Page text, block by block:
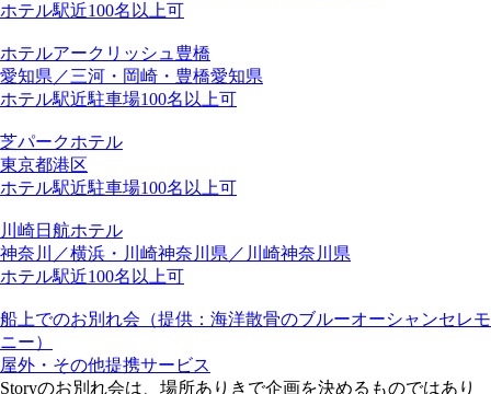
ホテル駅近100名以上可
ホテルアークリッシュ豊橋
愛知県／三河・岡崎・豊橋愛知県
ホテル駅近駐車場100名以上可
芝パークホテル
東京都港区
ホテル駅近駐車場100名以上可
川崎日航ホテル
神奈川／横浜・川崎神奈川県／川崎神奈川県
ホテル駅近100名以上可
船上でのお別れ会（提供：海洋散骨のブルーオーシャンセレモ
ニー）
屋外・その他提携サービス
Storyのお別れ会は、場所ありきで企画を決めるものではあり